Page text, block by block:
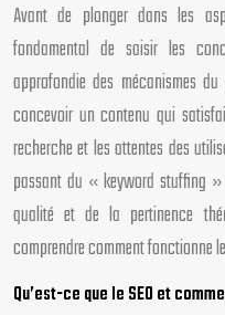
Avant de plonger dans les
fondamental de saisir les
approfondie des mécanismes
concevoir un contenu qui
recherche et les attentes des
passant du « keyword stuffing
qualité et de la pertinence
comprendre comment fonctionne
Qu’est-ce que le SEO et